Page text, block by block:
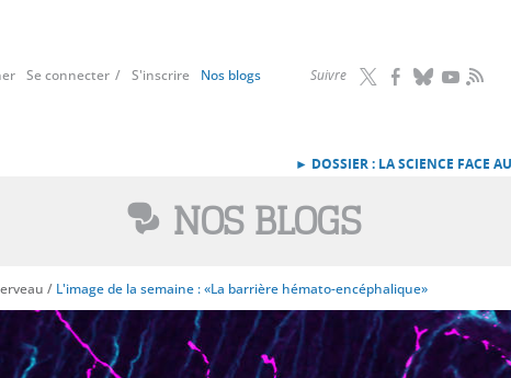
Suivre RSS
Se connecter S'inscrire Nos blogs
► DOSSIER : LA SCIENCE FACE
NOS BLOGS
/ L'image de la semaine : «La barrière hémato-encéphalique»